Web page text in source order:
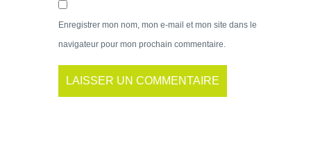
Enregistrer mon nom, mon e-mail et mon site dans le
navigateur pour mon prochain commentaire.